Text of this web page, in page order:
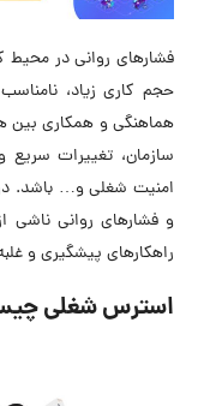
فشارهای روانی در محیط
حجم کاری زیاد،
هماهنگی و همکاری بین
سازمان، تغییرات سریع
امنیت شغلی و… باشد.
و فشارهای روانی ناشی
راهکارهای پیشگیری و
استرس شغلی